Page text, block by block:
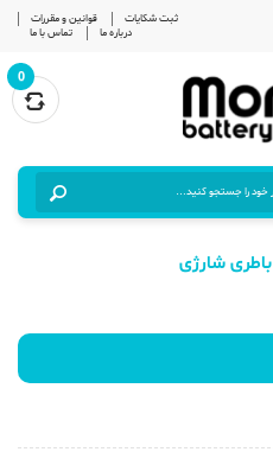
ثبت شکایات
قوانین و مقررات
درباره ما
تماس با ما
0
باطری شارژی